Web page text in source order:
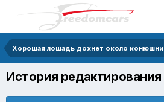
Хорошая лошадь дохнет около конюшни
История редактирования